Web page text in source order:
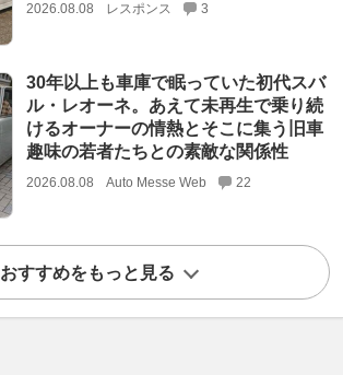
2026.08.08 レスポンス 3
30年以上も車庫で眠っていた初代スバ
ル・レオーネ。あえて未再生で乗り続
けるオーナーの情熱とそこに集う旧車
趣味の若者たちとの素敵な関係性
2026.08.08 Auto Messe Web 22
おすすめをもっと見る